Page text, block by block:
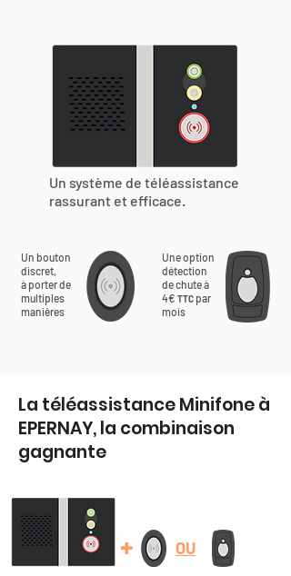
Un système de téléassistance
rassurant et efficace.
Un bouton
discret,
à porter de
multiples
manières
Une option
détection
de chute à
4€ TTC par
mois
La téléassistance Minifone à
EPERNAY, la combinaison
gagnante
+ OU